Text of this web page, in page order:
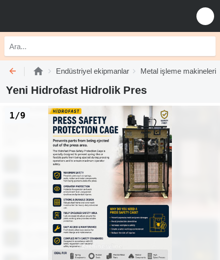
Endüstriyel ekipmanlar Metal işleme makineleri
Yeni Hidrofast Hidrolik Pres
1/9